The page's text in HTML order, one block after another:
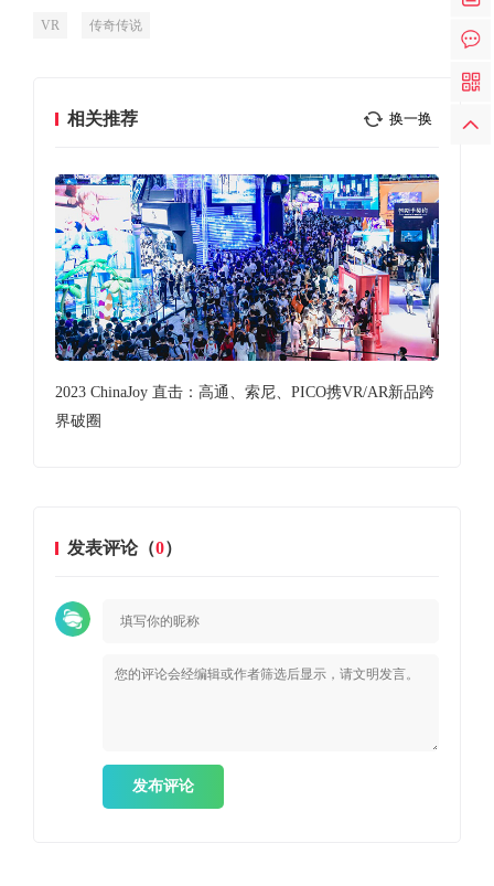
VR 传奇传说
相关推荐 换一换
2023 ChinaJoy 直击：高通、索尼、PICO携VR/AR新品跨
界破圈
发表评论（0）
发布评论